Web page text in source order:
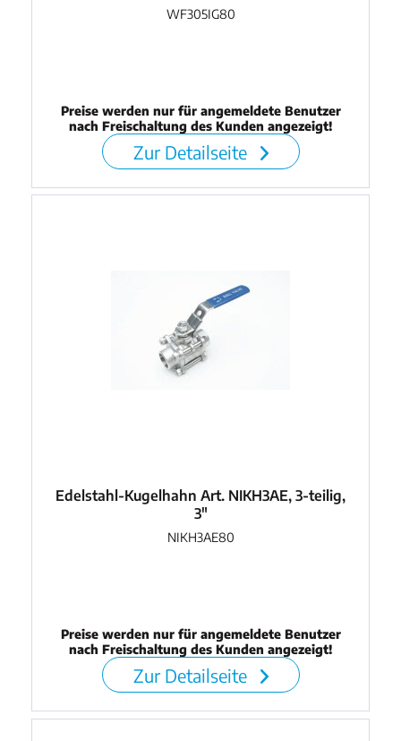
WF305IG80
Preise werden nur für angemeldete Benutzer
nach Freischaltung des Kunden angezeigt!
Zur Detailseite
Edelstahl-Kugelhahn Art. NIKH3AE, 3-teilig,
3"
NIKH3AE80
Preise werden nur für angemeldete Benutzer
nach Freischaltung des Kunden angezeigt!
Zur Detailseite